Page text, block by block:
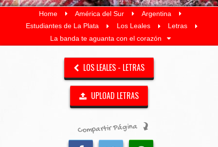
Home América del Sur
Argentina
Estudiantes de La Plata
Los Leales
Letras
La banda te aguanta con el corazón
LOS LEALES - LETRAS
UPLOAD LETRAS
Compartir Página